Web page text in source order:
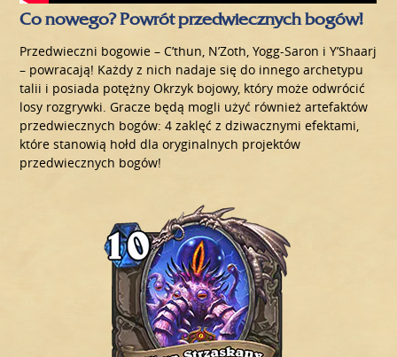
Co nowego? Powrót przedwiecznych bogów!
Przedwieczni bogowie – C’thun, N’Zoth, Yogg-Saron i Y’Shaarj
– powracają! Każdy z nich nadaje się do innego archetypu
talii i posiada potężny Okrzyk bojowy, który może odwrócić
losy rozgrywki. Gracze będą mogli użyć również artefaktów
przedwiecznych bogów: 4 zaklęć z dziwacznymi efektami,
które stanowią hołd dla oryginalnych projektów
przedwiecznych bogów!